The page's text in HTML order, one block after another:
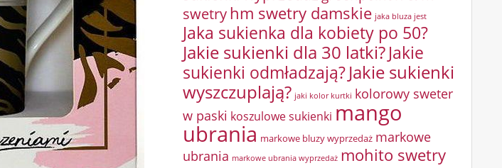
swetryhm swetry damskie jaka bluza jest
Jaka sukienka dla kobiety po 50?
Jakie sukienki dla 30 latki?Jakie
sukienki odmładzają?Jakie sukienki
wyszczuplają? jaki kolor kurtki kolorowy sweter
w paski koszulowe sukienki mango
ubrania markowe bluzy wyprzedaż markowe
ubrania markowe ubrania wyprzedaż mohito swetry